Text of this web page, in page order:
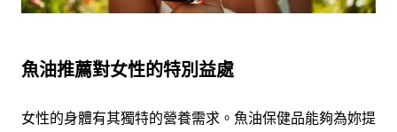
魚油推薦對女性的特別益處
女性的身體有其獨特的營養需求。魚油保健品能夠為妳提